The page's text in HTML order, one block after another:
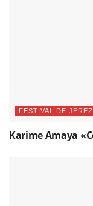
FESTIVAL DE JEREZ
Karime Amaya